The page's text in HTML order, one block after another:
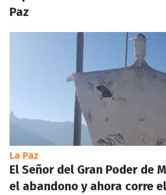
Paz
La Paz
El Señor del Gran Poder de
el abandono y ahora corre